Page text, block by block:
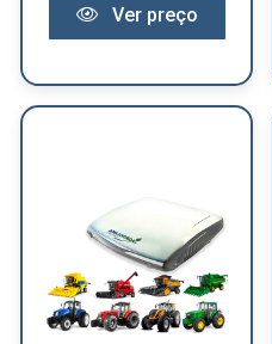
Ver preço